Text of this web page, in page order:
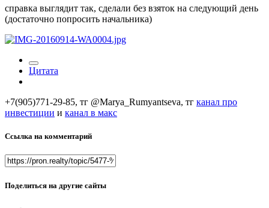
справка выглядит так, сделали без взяток на следующий день
(достаточно попросить начальника)
Цитата
+7(905)771-29-85, тг @Marya_Rumyantseva, тг канал про
инвестиции и канал в макс
Ссылка на комментарий
Поделиться на другие сайты